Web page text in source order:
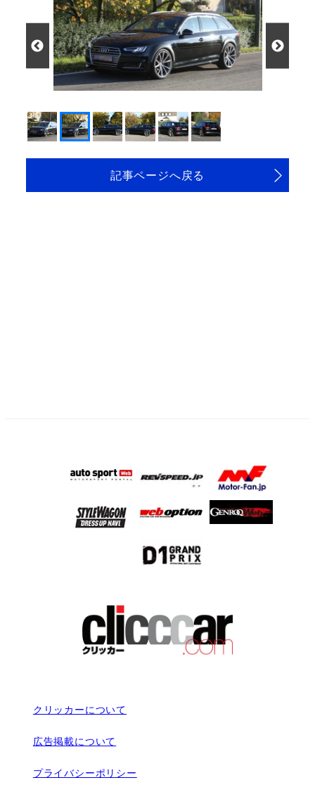
記事ページへ戻る
クリッカーについて
広告掲載について
プライバシーポリシー